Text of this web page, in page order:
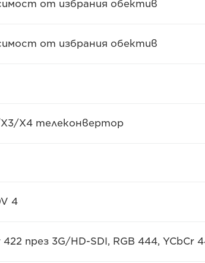
от избрания обектив
от избрания обектив
X4 телеконвертор
4
422 през 3G/HD-SDI, RGB 444, YCbCr